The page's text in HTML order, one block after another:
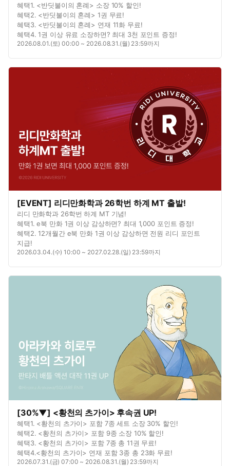
혜택1. <반딧불이의 혼례> 소장 10% 할인!
혜택2. <반딧불이의 혼례> 1권 무료!
혜택3. <반딧불이의 혼례> 연재 11화 무료!
혜택4. 1권 이상 유료 소장하면? 최대 3천 포인트 증정!
2026.08.01.(토) 00:00 ~ 2026.08.31.(월) 23:59까지
[EVENT] 리디만화학과 26학번 하계 MT 출발!
리디 만화학과 26학번 하계 MT 기념!
혜택1. e북 만화 1권 이상 감상하면? 최대 1,000 포인트 증정!
혜택2. 12개월간 e북 만화 1권 이상 감상하면 전원 리디 포인트
지급!
2026.03.04.(수) 10:00 ~ 2027.02.28.(일) 23:59까지
[30%▼] <황천의 츠가이> 후속권 UP!
혜택1. <황천의 츠가이> 포함 7종 세트 소장 30% 할인!
혜택2. <황천의 츠가이> 포함 9종 소장 10% 할인!
혜택3. <황천의 츠가이> 포함 7종 총 11권 무료!
혜택4.<황천의 츠가이> 연재 포함 3종 총 23화 무료!
2026.07.31.(금) 07:00 ~ 2026.08.31.(월) 23:59까지